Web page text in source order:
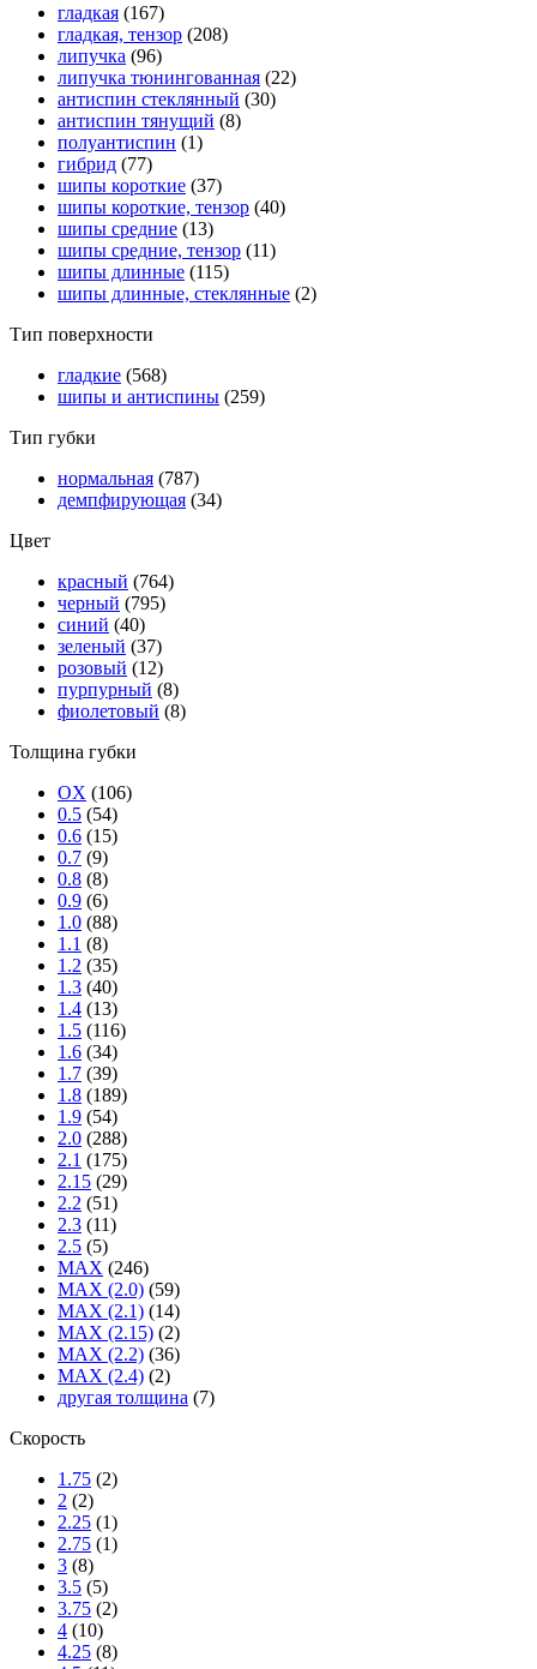
гладкая (167)
гладкая, тензор (208)
липучка (96)
липучка тюнингованная (22)
антиспин стеклянный (30)
антиспин тянущий (8)
полуантиспин (1)
гибрид (77)
шипы короткие (37)
шипы короткие, тензор (40)
шипы средние (13)
шипы средние, тензор (11)
шипы длинные (115)
шипы длинные, стеклянные (2)
Тип поверхности
гладкие (568)
шипы и антиспины (259)
Тип губки
нормальная (787)
демпфирующая (34)
Цвет
красный (764)
черный (795)
синий (40)
зеленый (37)
розовый (12)
пурпурный (8)
фиолетовый (8)
Толщина губки
OX (106)
0.5 (54)
0.6 (15)
0.7 (9)
0.8 (8)
0.9 (6)
1.0 (88)
1.1 (8)
1.2 (35)
1.3 (40)
1.4 (13)
1.5 (116)
1.6 (34)
1.7 (39)
1.8 (189)
1.9 (54)
2.0 (288)
2.1 (175)
2.15 (29)
2.2 (51)
2.3 (11)
2.5 (5)
MAX (246)
MAX (2.0) (59)
MAX (2.1) (14)
MAX (2.15) (2)
MAX (2.2) (36)
MAX (2.4) (2)
другая толщина (7)
Скорость
1.75 (2)
2 (2)
2.25 (1)
2.75 (1)
3 (8)
3.5 (5)
3.75 (2)
4 (10)
4.25 (8)